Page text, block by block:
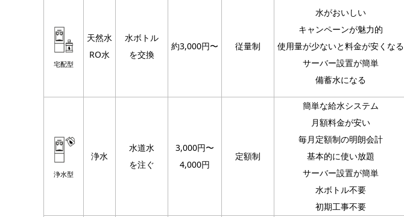
宅配型
天然水
RO水
水ボトル
を交換
約3,000円〜 従量制
水がおいしい
キャンペーンが魅力的
使用量が少ないと料金が安くなる
サーバー設置が簡単
備蓄水になる
浄水型
浄水
水道水
を注ぐ
3,000円〜
4,000円
定額制
簡単な給水システム
月額料金が安い
毎月定額制の明朗会計
基本的に使い放題
サーバー設置が簡単
水ボトル不要
初期工事不要